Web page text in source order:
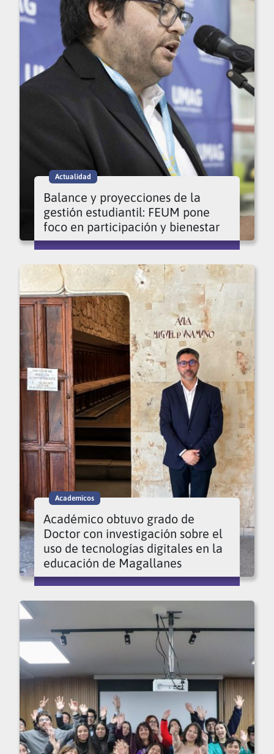
Actualidad
Balance y proyecciones de la
gestión estudiantil: FEUM pone
foco en participación y bienestar
Academicos
Académico obtuvo grado de
Doctor con investigación sobre el
uso de tecnologías digitales en la
educación de Magallanes